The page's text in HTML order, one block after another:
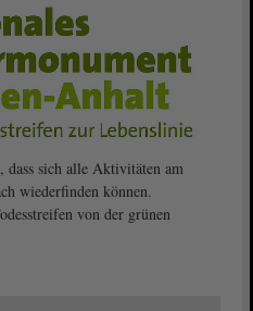
dass sich alle Aktivitäten am
wiederfinden können.
von der grünen